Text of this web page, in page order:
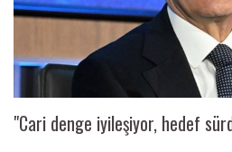
"Cari denge iyileşiyor, hedef